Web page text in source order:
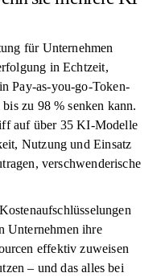
für Unternehmen
in Echtzeit,
Pay-as-you-go-Token-
zu 98 % senken kann.
auf über 35 KI-Modelle
Nutzung und Einsatz
verschwenderische
Unternehmen ihre
effektiv zuweisen
– und das alles bei